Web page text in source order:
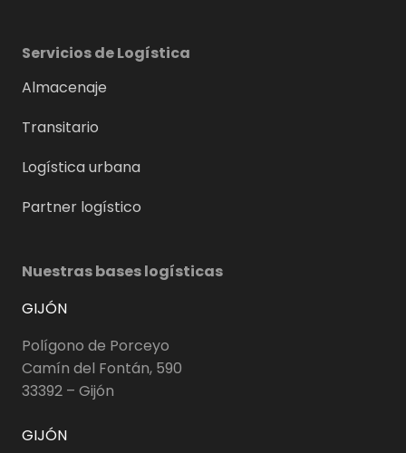
Servicios de Logística
Almacenaje
Transitario
Logística urbana
Partner logístico
Nuestras bases logísticas
GIJÓN
Polígono de Porceyo
Camín del Fontán, 590
33392 – Gijón
GIJÓN